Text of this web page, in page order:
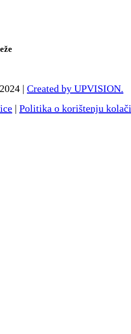
| Created by UPVISION.
| Politika o korištenju